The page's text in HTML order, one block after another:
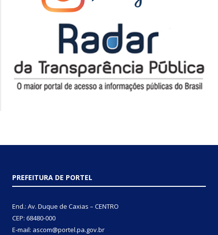
PREFEITURA DE PORTEL
End.: Av. Duque de Caxias – CENTRO
CEP: 68480-000
E-mail: ascom@portel.pa.gov.br